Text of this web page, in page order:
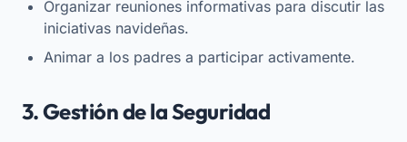
Organizar reuniones informativas para discutir las
iniciativas navideñas.
Animar a los padres a participar activamente.
3. Gestión de la Seguridad